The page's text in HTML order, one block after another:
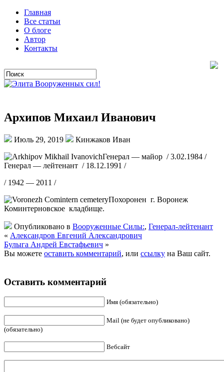
Главная
Все статьи
О блоге
Автор
Контакты
Архипов Михаил Иванович
Июль 29, 2019
Кинжаков Иван
Генерал — майор / 3.02.1984 /
Генерал — лейтенант / 18.12.1991 /
/ 1942 — 2011 /
Похоронен г. Воронеж
Коминтерновское кладбище.
Опубликовано в Вооруженные Силы:, Генерал-лейтенант
« Александров Евгений Александрович
Булыга Андрей Евстафьевич »
Вы можете оставить комментарий, или ссылку на Ваш сайт.
Оставить комментарий
Имя (обязательно)
Mail (не будет опубликовано)
(обязательно)
Вебсайт